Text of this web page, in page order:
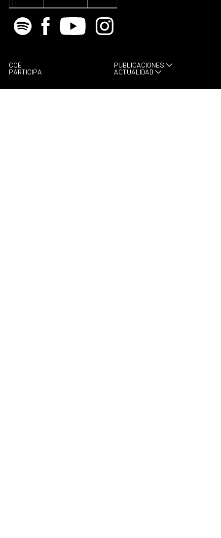
Spotify Facebook
Youtube Instagram
CCE
PARTICIPA
PUBLICACIONES
ACTUALIDAD